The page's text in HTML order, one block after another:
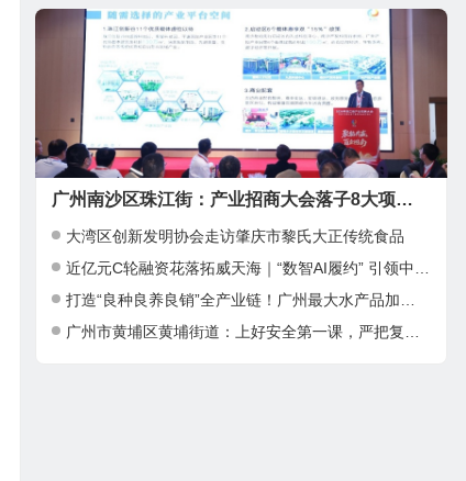
广州南沙区珠江街：产业招商大会落子8大项目，邀湾区客商抢占“南沙站”红利
大湾区创新发明协会走访肇庆市黎氏大正传统食品
近亿元C轮融资花落拓威天海｜“数智AI履约” 引领中大件出海新基建
打造“良种良养良销”全产业链！广州最大水产品加工项目在南沙正式投产
广州市黄埔区黄埔街道：上好安全第一课，严把复工复产安全关